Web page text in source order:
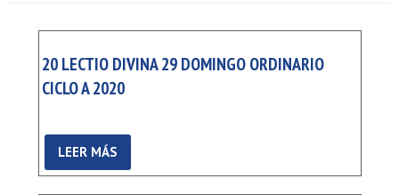
20 LECTIO DIVINA 29 DOMINGO ORDINARIO
CICLO A 2020
LEER MÁS